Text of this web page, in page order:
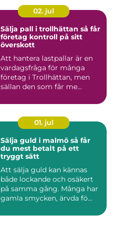
02. jul
Sälja pall i trollhättan så får
företag kontroll på sitt
överskott
Att hantera lastpallar är en
vardagsfråga för många
företag i Trollhättan, men
sällan den som får me...
01. jul
Sälja guld i malmö så får
du mest betalt på ett
tryggt sätt
Att sälja guld kan kännas
både lockande och osäkert
på samma gång. Många har
gamla smycken, ärvda fö...